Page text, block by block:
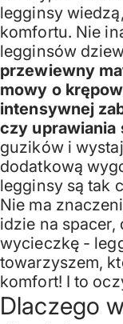
legginsy
komfortu. Nie
legginsów
przewiewny
mowy o
intensywnej
czy uprawiania
guzików i
dodatkową
legginsy są tak
Nie ma
idzie na spacer,
wycieczkę -
towarzyszem,
komfort! I to
Dlaczego